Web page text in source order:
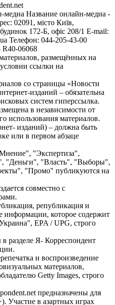
медиа Название онлайн-медиа -
02091, місто Київ,
172-Б, офіс 208/1 E-mail:
Телефон: 044-205-43-00
06068
размещённых на
ссылки на
со страницы «Новости
изданий – обязательна
систем гиперссылка.
в независимости от
использования материалов.
изданий) – должна быть
или в первом абзаце
"Экспертиза",
"Деньги", "Власть", "Выборы",
"Промо" публикуются на
совместно с
републикация и
информации, которое содержит
EPA / UPG, строго
разделе Я- Корреспондент
и воспроизведение
материалов,
Getty Images, строго
предназначены для
Участие в азартных играх